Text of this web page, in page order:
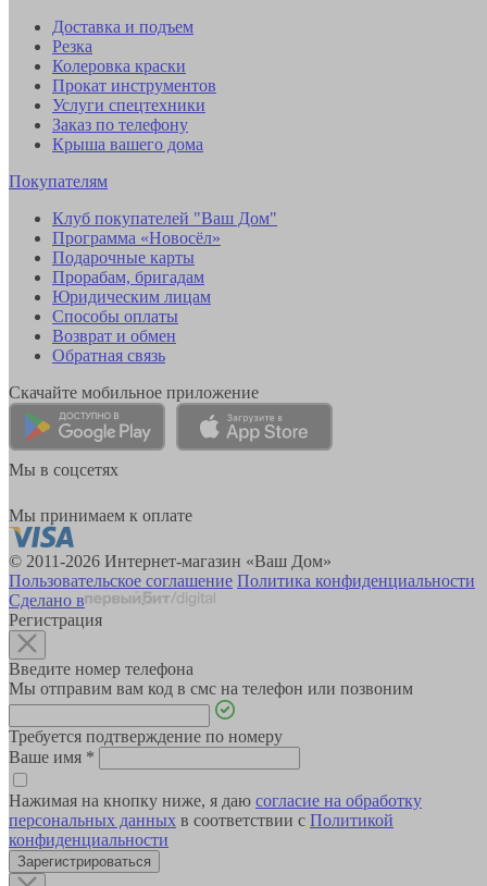
Доставка и подъем
Резка
Колеровка краски
Прокат инструментов
Услуги спецтехники
Заказ по телефону
Крыша вашего дома
Покупателям
Клуб покупателей "Ваш Дом"
Программа «Новосёл»
Подарочные карты
Прорабам, бригадам
Юридическим лицам
Способы оплаты
Возврат и обмен
Обратная связь
Скачайте мобильное приложение
Мы в соцсетях
Мы принимаем к оплате
© 2011-2026 Интернет-магазин «Ваш Дом»
Пользовательское соглашение Политика конфиденциальности
Сделано в
Регистрация
Введите номер телефона
Мы отправим вам код в смс на телефон или позвоним
Требуется подтверждение по номеру
Ваше имя *
Нажимая на кнопку ниже, я даю согласие на обработку
персональных данных в соответствии с Политикой
конфиденциальности
Зарегистрироваться